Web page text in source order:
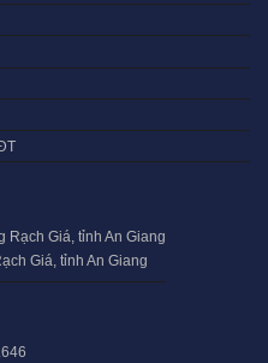
Rạch Giá, tỉnh An Giang
Giá, tỉnh An Giang